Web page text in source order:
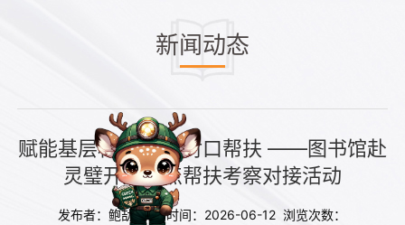
新闻动态
赋能基层科教 深化对口帮扶 ——图书馆赴
灵璧开展定点帮扶考察对接活动
发布者：鲍劼 发布时间：2026-06-12 浏览次数：